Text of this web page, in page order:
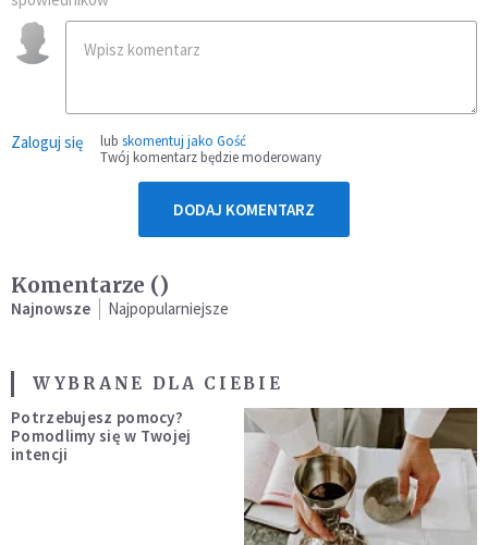
Zaloguj się lub skomentuj jako Gość
Twój komentarz będzie moderowany
DODAJ KOMENTARZ
Komentarze ()
Najnowsze Najpopularniejsze
WYBRANE DLA CIEBIE
Potrzebujesz pomocy?
Pomodlimy się w Twojej
intencji